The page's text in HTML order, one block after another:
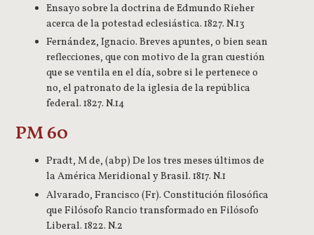
Ensayo sobre la doctrina de Edmundo Rieher
acerca de la potestad eclesiástica. 1827. N.13
Fernández, Ignacio. Breves apuntes, o bien sean
reflecciones, que con motivo de la gran cuestión
que se ventila en el día, sobre si le pertenece o
no, el patronato de la iglesia de la república
federal. 1827. N.14
PM 60
Pradt, M de, (abp) De los tres meses últimos de
la América Meridional y Brasil. 1817. N.1
Alvarado, Francisco (Fr). Constitución filosófica
que Filósofo Rancio transformado en Filósofo
Liberal. 1822. N.2